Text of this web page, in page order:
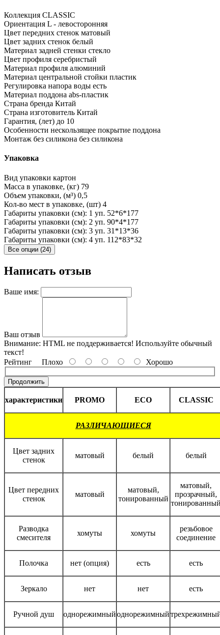
Коллекция CLASSIC
Ориентация L - левосторонняя
Цвет передних стенок матовый
Цвет задних стенок белый
Материал задней стенки стекло
Цвет профиля серебристый
Материал профиля алюминий
Материал центральной стойки пластик
Регулировка напора воды есть
Материал поддона abs-пластик
Страна бренда Китай
Страна изготовитель Китай
Гарантия, (лет) до 10
Особенности нескользящее покрытие поддона
Монтаж без силикона без силикона
Упаковка
Вид упаковки картон
Масса в упаковке, (кг) 79
Объем упаковки, (м³) 0,5
Кол-во мест в упаковке, (шт) 4
Габариты упаковки (см): 1 уп. 52*6*177
Габариты упаковки (см): 2 уп. 90*4*177
Габариты упаковки (см): 3 уп. 31*13*36
Габариты упаковки (см): 4 уп. 112*83*32
Все опции (24)
Написать отзыв
Ваше имя:
Ваш отзыв
Внимание: HTML не поддерживается! Используйте обычный
текст!
Рейтинг Плохо Хорошо
Продолжить
характеристики PROMO ECO CLASSIC
РАЗЛИЧАЮЩИЕСЯ
Цвет задних
стенок
матовый белый белый
Цвет передних
стенок
матовый
матовый,
тонированный
матовый,
прозрачный,
Разводка
смесителя
хомуты хомуты
резьбовое
соединение
Полочка нет (опция) есть есть
Зеркало нет нет есть
Ручной душ однорежимныйоднорежимный